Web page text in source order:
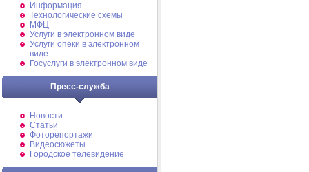
Информация
Технологические схемы
МФЦ
Услуги в электронном виде
Услуги опеки в электронном
виде
Госуслуги в электронном виде
Пресс-служба
Новости
Статьи
Фоторепортажи
Видеосюжеты
Городское телевидение